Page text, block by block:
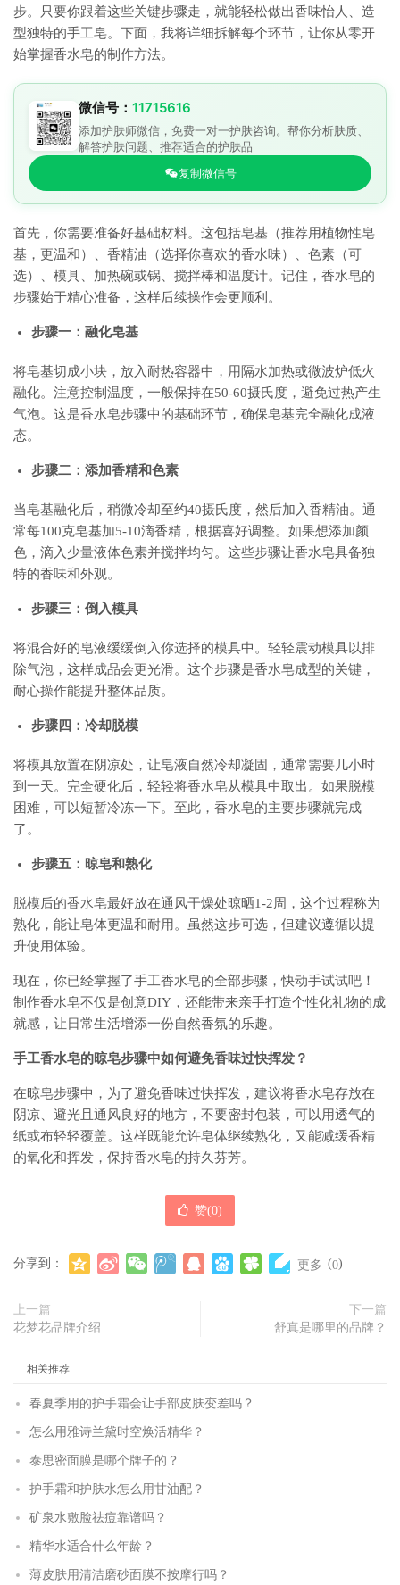
步。只要你跟着这些关键步骤走，就能轻松做出香味怡人、造
型独特的手工皂。下面，我将详细拆解每个环节，让你从零开
始掌握香水皂的制作方法。
微信号： 11715616
添加护肤师微信，免费一对一护肤咨询。帮你分析肤质、
解答护肤问题、推荐适合的护肤品
复制微信号
首先，你需要准备好基础材料。这包括皂基（推荐用植物性皂
基，更温和）、香精油（选择你喜欢的香水味）、色素（可
选）、模具、加热碗或锅、搅拌棒和温度计。记住，香水皂的
步骤始于精心准备，这样后续操作会更顺利。
步骤一：融化皂基
将皂基切成小块，放入耐热容器中，用隔水加热或微波炉低火
融化。注意控制温度，一般保持在50-60摄氏度，避免过热产生
气泡。这是香水皂步骤中的基础环节，确保皂基完全融化成液
态。
步骤二：添加香精和色素
当皂基融化后，稍微冷却至约40摄氏度，然后加入香精油。通
常每100克皂基加5-10滴香精，根据喜好调整。如果想添加颜
色，滴入少量液体色素并搅拌均匀。这些步骤让香水皂具备独
特的香味和外观。
步骤三：倒入模具
将混合好的皂液缓缓倒入你选择的模具中。轻轻震动模具以排
除气泡，这样成品会更光滑。这个步骤是香水皂成型的关键，
耐心操作能提升整体品质。
步骤四：冷却脱模
将模具放置在阴凉处，让皂液自然冷却凝固，通常需要几小时
到一天。完全硬化后，轻轻将香水皂从模具中取出。如果脱模
困难，可以短暂冷冻一下。至此，香水皂的主要步骤就完成
了。
步骤五：晾皂和熟化
脱模后的香水皂最好放在通风干燥处晾晒1-2周，这个过程称为
熟化，能让皂体更温和耐用。虽然这步可选，但建议遵循以提
升使用体验。
现在，你已经掌握了手工香水皂的全部步骤，快动手试试吧！
制作香水皂不仅是创意DIY，还能带来亲手打造个性化礼物的成
就感，让日常生活增添一份自然香氛的乐趣。
手工香水皂的晾皂步骤中如何避免香味过快挥发？
在晾皂步骤中，为了避免香味过快挥发，建议将香水皂存放在
阴凉、避光且通风良好的地方，不要密封包装，可以用透气的
纸或布轻轻覆盖。这样既能允许皂体继续熟化，又能减缓香精
的氧化和挥发，保持香水皂的持久芬芳。
赞(0)
分享到： 更多 (0)
上一篇
花梦花品牌介绍
下一篇
舒真是哪里的品牌？
相关推荐
春夏季用的护手霜会让手部皮肤变差吗？
怎么用雅诗兰黛时空焕活精华？
泰思密面膜是哪个牌子的？
护手霜和护肤水怎么用甘油配？
矿泉水敷脸祛痘靠谱吗？
精华水适合什么年龄？
薄皮肤用清洁磨砂面膜不按摩行吗？